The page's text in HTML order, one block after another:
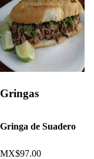
Gringas
Gringa de Suadero
MX$97.00